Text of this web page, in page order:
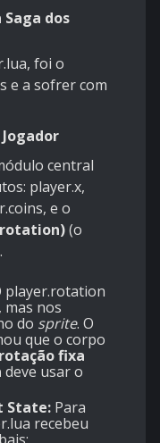
dos
foi o
e a sofrer com
central
player.x,
e o
(o
player.rotation
mas nos
do sprite. O
que o corpo
rotação fixa
deve usar o
State: Para
recebeu